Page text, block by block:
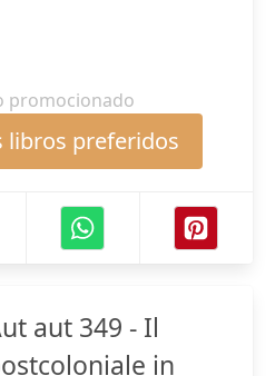
promocionado
libros preferidos
aut 349 - Il
in